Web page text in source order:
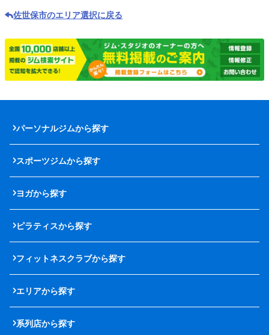
佐世保市のエリア選択に戻る
パーソナルジムから探す
スポーツジムから探す
ヨガから探す
ピラティスから探す
フィットネスクラブから探す
エリアから探す
系列店から探す